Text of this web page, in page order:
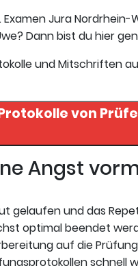
Examen Jura
Dann bist du hier
und Mitschriften
von
Angst
gelaufen und das
optimal beendet
auf die
schnell